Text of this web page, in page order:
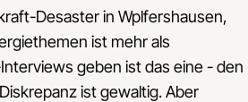
Desaster in Wplfershausen,
ist mehr als
geben ist das eine - den
ist gewaltig. Aber